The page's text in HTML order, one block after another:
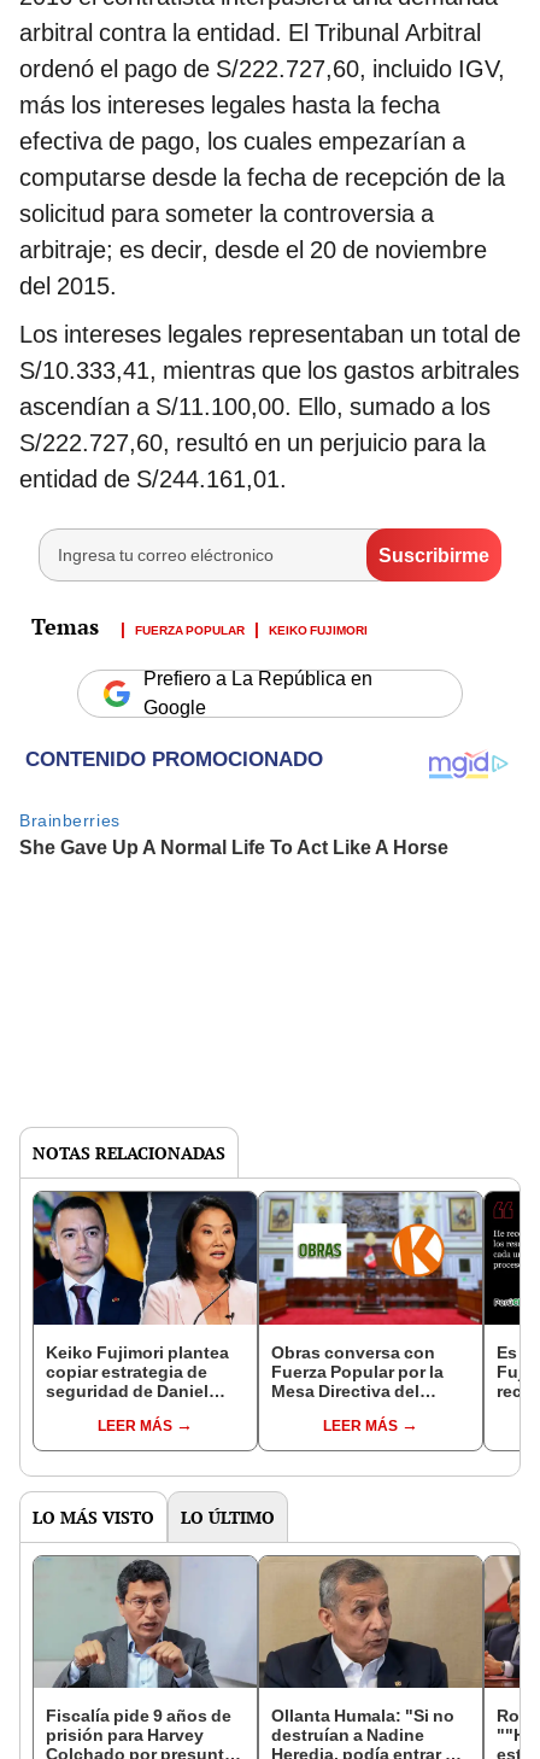
arbitral contra la entidad. El Tribunal Arbitral
ordenó el pago de S/222.727,60, incluido IGV,
más los intereses legales hasta la fecha
efectiva de pago, los cuales empezarían a
computarse desde la fecha de recepción de la
solicitud para someter la controversia a
arbitraje; es decir, desde el 20 de noviembre
del 2015.
Los intereses legales representaban un total de
S/10.333,41, mientras que los gastos arbitrales
ascendían a S/11.100,00. Ello, sumado a los
S/222.727,60, resultó en un perjuicio para la
entidad de S/244.161,01.
FUERZA POPULAR KEIKO FUJIMORI
Prefiero a La República en
Google
NOTAS RELACIONADAS
Keiko Fujimori plantea
copiar estrategia de
seguridad de Daniel
violaciones de
derechos humanos
LEER MÁS
Obras conversa con
Fuerza Popular por la
Mesa Directiva del
bicameralLEER MÁS
Es
LO MÁS VISTO LO ÚLTIMO
Fiscalía pide 9 años de
prisión para Harvey
Colchado por presunta
Ollanta Humala: "Si no
destruían a Nadine
Heredia, podía entrar en